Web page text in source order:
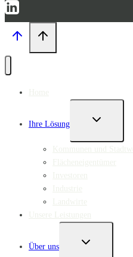
Ihre Lösung
UNTERMENÜ
Über uns
UNTERMENÜ